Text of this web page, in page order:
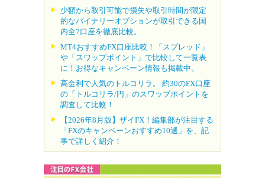
少額から取引可能で損失や取引時間が限定
的なバイナリーオプションが取引できる国
内全7口座を徹底比較。
MT4おすすめFX口座比較！「スプレッド」
や「スワップポイント」で比較して一覧表
に！お得なキャンペーン情報も掲載中。
高金利で人気のトルコリラ。 約30のFX口座
の「トルコリラ/円」のスワップポイントを
調査して比較！
【2026年8月版】ザイFX！編集部が注目する
「FXのキャンペーンおすすめ10選」を、記
事で詳しく紹介！